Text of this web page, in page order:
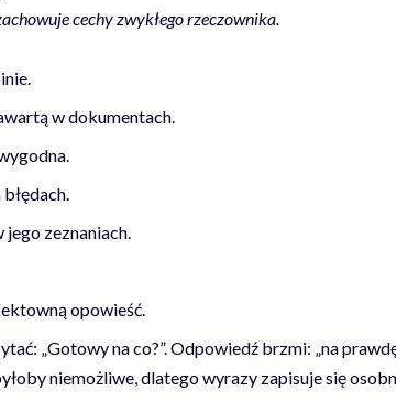
cechy zwykłego rzeczownika.
w dokumentach.
zeznaniach.
opowieść.
„Gotowy na co?”. Odpowiedź brzmi: „na
niemożliwe, dlatego wyrazy zapisuje się